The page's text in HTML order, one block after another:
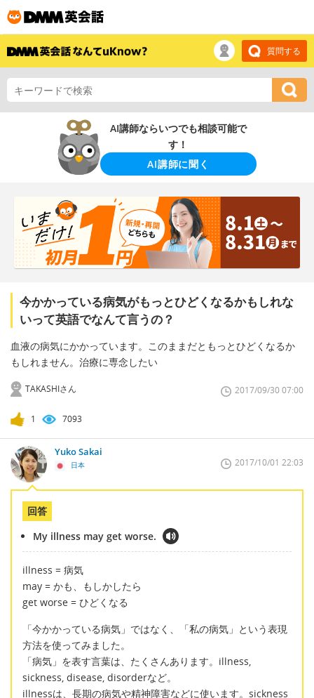
質問する
AI講師ならいつでも相談可能で
す！
AI講師に聞く
今かかっている病気がもっとひどくなるかもしれな
いって英語でなんて言うの？
血液の病気にかかっています。このままだともっとひどくなるか
もしれません。治療に専念したい
TAKASHIさん 2017/09/30 07:00
1 7093
Yuko Sakai
日本 2017/10/01 22:03
回答
My illness may get worse.
illness = 病気
may = かも、もしかしたら
get worse = ひどくなる
「今かかっている病気」ではなく、「私の病気」という表現
方法を使ってみました。
「病気」を表す言葉は、たくさんあります。illness,
sickness, disease, disorderなど。
illnessは、長期の病気や精神障害などに使います。sickness